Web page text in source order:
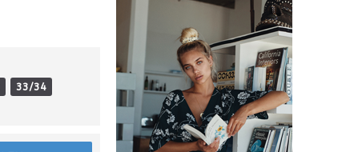
33/34